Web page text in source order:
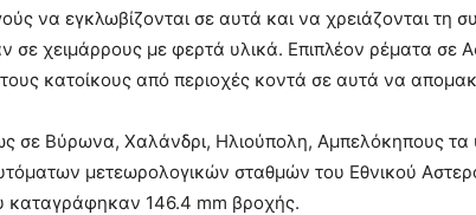
να εγκλωβίζονται σε αυτά και να χρειάζονται
σε χειμάρρους με φερτά υλικά. Επιπλέον ρέματα σε
κατοίκους από περιοχές κοντά σε αυτά να
σε Βύρωνα, Χαλάνδρι, Ηλιούπολη, Αμπελόκηπους τα
μετεωρολογικών σταθμών του Εθνικού
καταγράφηκαν 146.4 mm βροχής.